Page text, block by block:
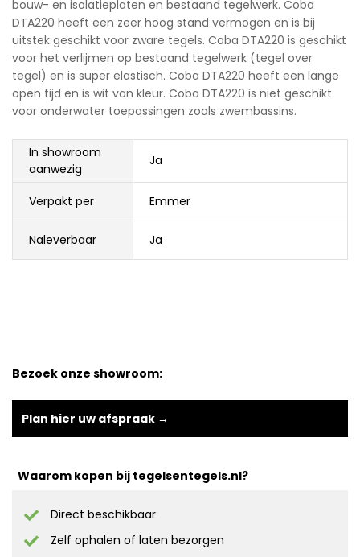
bouw- en isolatieplaten en bestaand tegelwerk. Coba
DTA220 heeft een zeer hoog stand vermogen en is bij
uitstek geschikt voor zware tegels. Coba DTA220 is geschikt
voor het verlijmen op bestaand tegelwerk (tegel over
tegel) en is super elastisch. Coba DTA220 heeft een lange
open tijd en is wit van kleur. Coba DTA220 is niet geschikt
voor onderwater toepassingen zoals zwembassins.
In showroom
aanwezig
Ja
Verpakt per Emmer
Naleverbaar Ja
Bezoek onze showroom:
Plan hier uw afspraak →
Waarom kopen bij tegelsentegels.nl?
Direct beschikbaar
Zelf ophalen of laten bezorgen